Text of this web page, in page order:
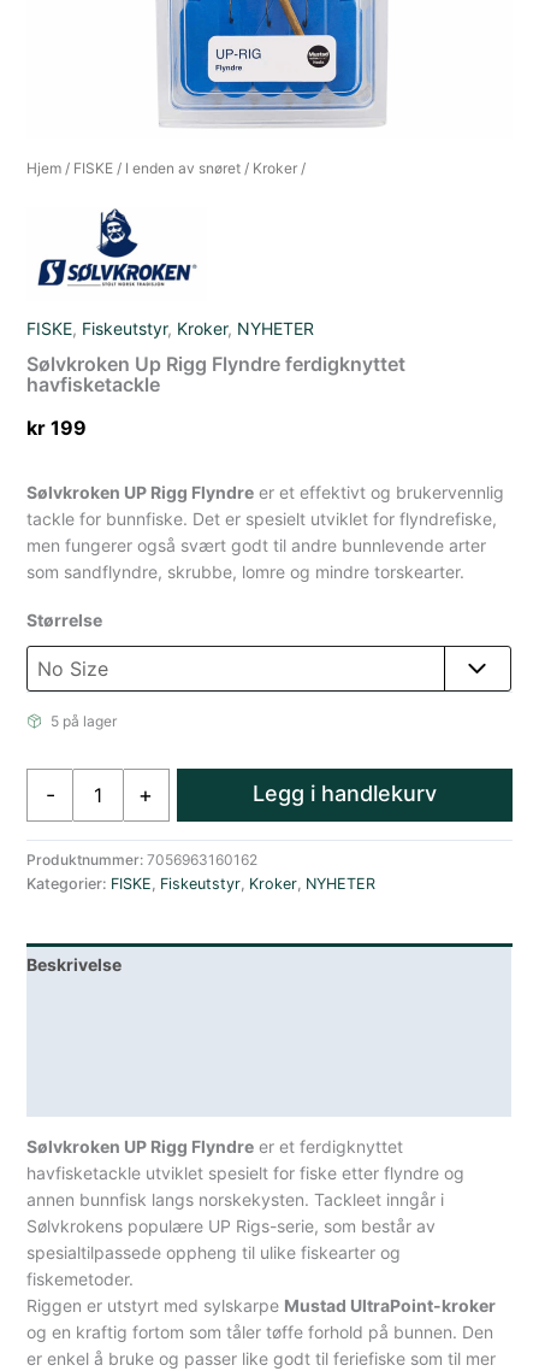
Hjem / FISKE / I enden av snøret / Kroker /
FISKE, Fiskeutstyr, Kroker, NYHETER
Sølvkroken Up Rigg Flyndre ferdigknyttet
havfisketackle
kr 199
Sølvkroken UP Rigg Flyndre er et effektivt og brukervennlig
tackle for bunnfiske. Det er spesielt utviklet for flyndrefiske,
men fungerer også svært godt til andre bunnlevende arter
som sandflyndre, skrubbe, lomre og mindre torskearter.
Størrelse
5 på lager
-
Flyndre
ferdigknyttet
antall
+ Legg i handlekurv
Produktnummer:7056963160162
Kategorier: FISKE, Fiskeutstyr, Kroker, NYHETER
Beskrivelse
Sølvkroken UP Rigg Flyndre er et ferdigknyttet
havfisketackle utviklet spesielt for fiske etter flyndre og
annen bunnfisk langs norskekysten. Tackleet inngår i
Sølvkrokens populære UP Rigs-serie, som består av
spesialtilpassede oppheng til ulike fiskearter og
fiskemetoder.
Riggen er utstyrt med sylskarpe Mustad UltraPoint-kroker
og en kraftig fortom som tåler tøffe forhold på bunnen. Den
er enkel å bruke og passer like godt til feriefiske som til mer